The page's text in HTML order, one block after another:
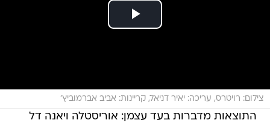
צילום: רויטרס, עריכה: יאיר דניאל, קריינות: אביב אברמוביץ'
התוצאות מדברות בעד עצמן: אוריסטלה ויאנה דל